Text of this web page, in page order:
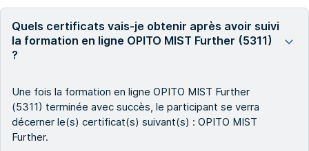
Quels certificats vais-je obtenir après avoir suivi
la formation en ligne OPITO MIST Further (5311)
?
Une fois la formation en ligne OPITO MIST Further
(5311) terminée avec succès, le participant se verra
décerner le(s) certificat(s) suivant(s) : OPITO MIST
Further.